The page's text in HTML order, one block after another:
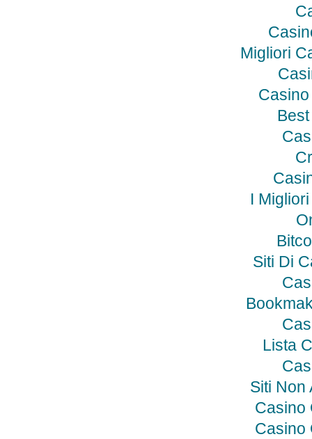
Migliori
I
Siti Di
Lista
Siti Non
Casino
Casino